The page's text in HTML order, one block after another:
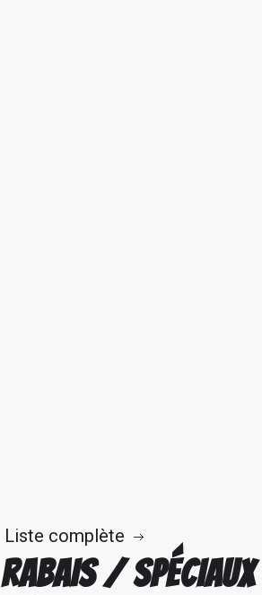
Liste complète
RABAIS / SPÉCIAUX